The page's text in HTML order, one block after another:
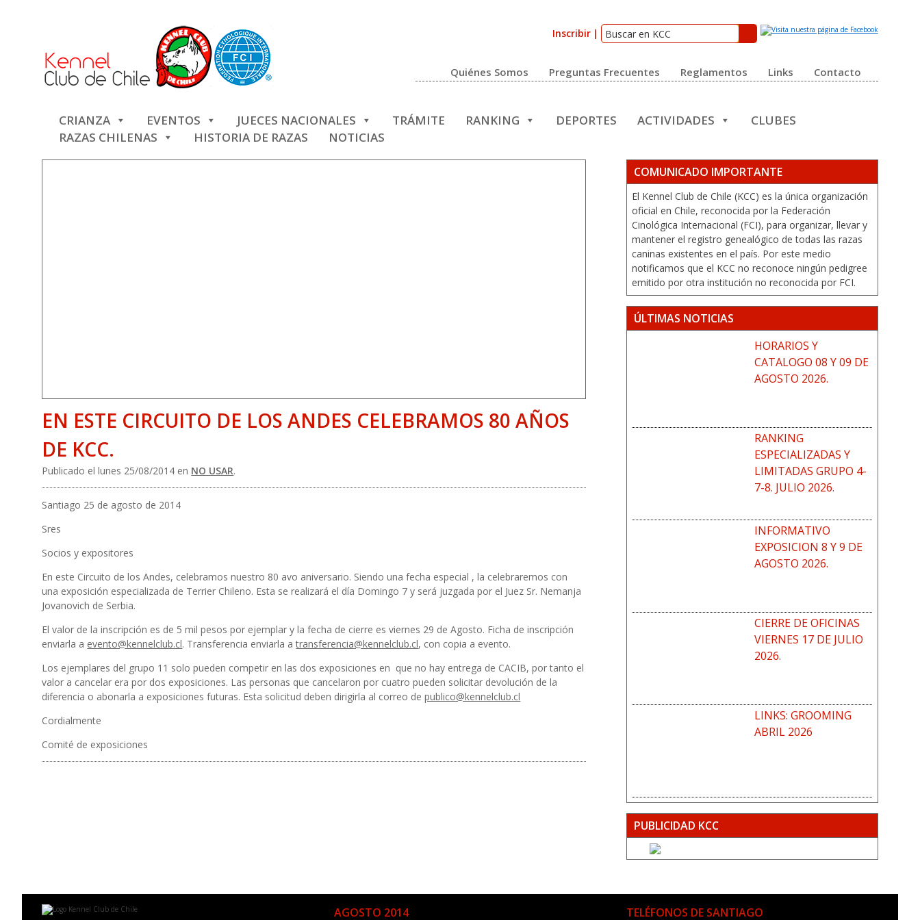
Inscribir
Quiénes Somos Preguntas Frecuentes Reglamentos Links Contacto
CRIANZA EVENTOS JUECES NACIONALES TRÁMITE RANKING DEPORTES ACTIVIDADES
CLUBES
RAZAS CHILENAS
HISTORIA DE RAZAS NOTICIAS
EN ESTE CIRCUITO DE LOS ANDES CELEBRAMOS 80 AÑOS
DE KCC.
Publicado el lunes 25/08/2014 en NO USAR.
Santiago 25 de agosto de 2014
Sres
Socios y expositores
En este Circuito de los Andes, celebramos nuestro 80 avo aniversario. Siendo una fecha especial , la celebraremos con
una exposición especializada de Terrier Chileno. Esta se realizará el día Domingo 7 y será juzgada por el Juez Sr. Nemanja
Jovanovich de Serbia.
El valor de la inscripción es de 5 mil pesos por ejemplar y la fecha de cierre es viernes 29 de Agosto. Ficha de inscripción
enviarla a evento@kennelclub.cl. Transferencia enviarla atransferencia@kennelclub.cl, con copia a evento.
Los ejemplares del grupo 11 solo pueden competir en las dos exposiciones en que no hay entrega de CACIB, por tanto el
valor a cancelar era por dos exposiciones. Las personas que cancelaron por cuatro pueden solicitar devolución de la
diferencia o abonarla a exposiciones futuras. Esta solicitud deben dirigirla al correo depublico@kennelclub.cl
Cordialmente
Comité de exposiciones
COMUNICADO IMPORTANTE
El Kennel Club de Chile (KCC) es la única organización
oficial en Chile, reconocida por la Federación
Cinológica Internacional (FCI), para organizar, llevar y
mantener el registro genealógico de todas las razas
caninas existentes en el país. Por este medio
notificamos que el KCC no reconoce ningún pedigree
emitido por otra institución no reconocida por FCI.
ÚLTIMAS NOTICIAS
HORARIOS Y
CATALOGO 08 Y 09 DE
AGOSTO 2026.
RANKING
ESPECIALIZADAS Y
LIMITADAS GRUPO 4-
7-8. JULIO 2026.
INFORMATIVO
EXPOSICION 8 Y 9 DE
AGOSTO 2026.
CIERRE DE OFICINAS
VIERNES 17 DE JULIO
2026.
LINKS: GROOMING
ABRIL 2026
PUBLICIDAD KCC
AGOSTO 2014 TELÉFONOS DE SANTIAGO